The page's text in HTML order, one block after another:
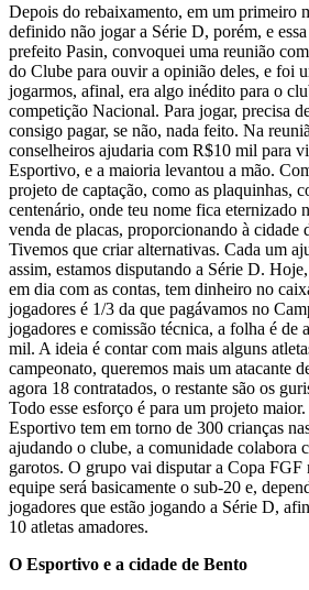
Depois do rebaixamento, em um primeiro
definido não jogar a Série D, porém, e
prefeito Pasin, convoquei uma reunião
do Clube para ouvir a opinião deles, e foi
jogarmos, afinal, era algo inédito para o
competição Nacional. Para jogar, precisa
consigo pagar, se não, nada feito. Na
conselheiros ajudaria com R$10 mil para
Esportivo, e a maioria levantou a mão.
projeto de captação, como as plaquinhas,
centenário, onde teu nome fica eternizado
venda de placas, proporcionando à cidade
Tivemos que criar alternativas. Cada um
assim, estamos disputando a Série D.
em dia com as contas, tem dinheiro no
jogadores é 1/3 da que pagávamos no
jogadores e comissão técnica, a folha é de
mil. A ideia é contar com mais alguns
campeonato, queremos mais um atacante
agora 18 contratados, o restante são os
Todo esse esforço é para um projeto
Esportivo tem em torno de 300 crianças
ajudando o clube, a comunidade colabora
garotos. O grupo vai disputar a Copa FGF
equipe será basicamente o sub-20 e,
jogadores que estão jogando a Série D,
10 atletas amadores.
O Esportivo e a cidade de Bento